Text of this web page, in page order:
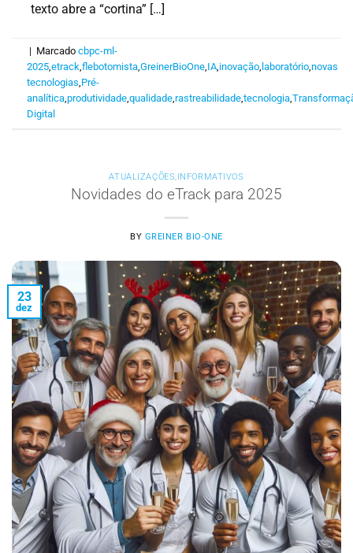
texto abre a “cortina” […]
| Marcadocbpc-ml-
2025,etrack,flebotomista,GreinerBioOne,IA,inovação, laboratório,novas
tecnologias,Pré-
analítica,produtividade,qualidade,rastreabilidade,tecnologia,
Digital
ATUALIZAÇÕES,INFORMATIVOS
Novidades do eTrack para 2025
BY GREINER BIO-ONE
23
dez